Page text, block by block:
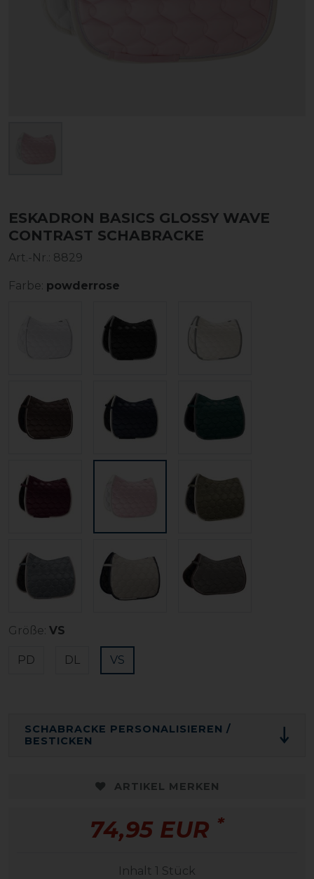
ESKADRON BASICS GLOSSY WAVE
CONTRAST SCHABRACKE
Art.-Nr.: 8829
Farbe: powderrose
Größe: VS
PD DL VS
SCHABRACKE PERSONALISIEREN /
BESTICKEN
ARTIKEL MERKEN
74,95 EUR *
Inhalt 1 Stück